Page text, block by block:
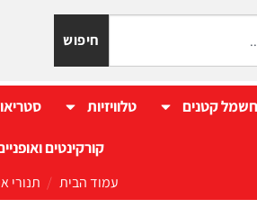
חיפוש
חשמל קטנים טלוויזיות
קורקינטים
עמוד הבית / תנורי